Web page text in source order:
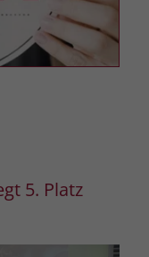
5. Platz